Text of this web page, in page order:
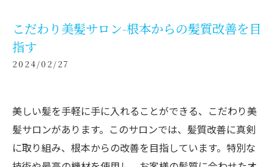
こだわり美髪サロン-根本からの髪質改善を目
指す
2024/02/27
美しい髪を手軽に手に入れることができる、こだわり美
髪サロンがあります。このサロンでは、髪質改善に真剣
に取り組み、根本からの改善を目指しています。特別な